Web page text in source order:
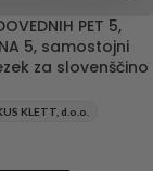
PET 5,
5, samostojni
za slovenščino
KLETT, d.o.o.